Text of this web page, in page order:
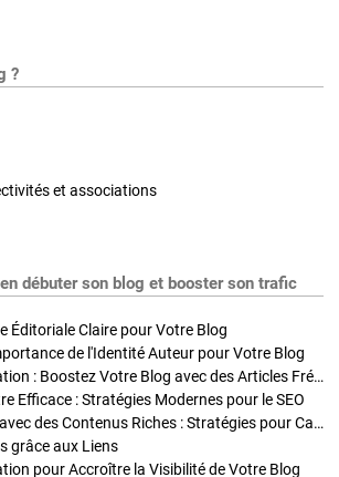
?
et associations
débuter son blog et booster son trafic
Éditoriale Claire pour Votre Blog
de l'Identité Auteur pour Votre Blog
Stratégies de Publication : Boostez Votre Blog avec des Articles Fréquents et Exclusifs
Efficace : Stratégies Modernes pour le SEO
Enrichir Vos Articles avec des Contenus Riches : Stratégies pour Captiver et Optimiser
grâce aux Liens
pour Accroître la Visibilité de Votre Blog